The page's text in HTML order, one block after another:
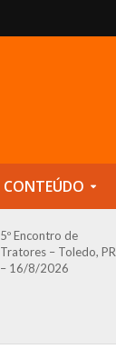
CONTEÚDO
5º Encontro de
Tratores – Toledo, PR
– 16/8/2026